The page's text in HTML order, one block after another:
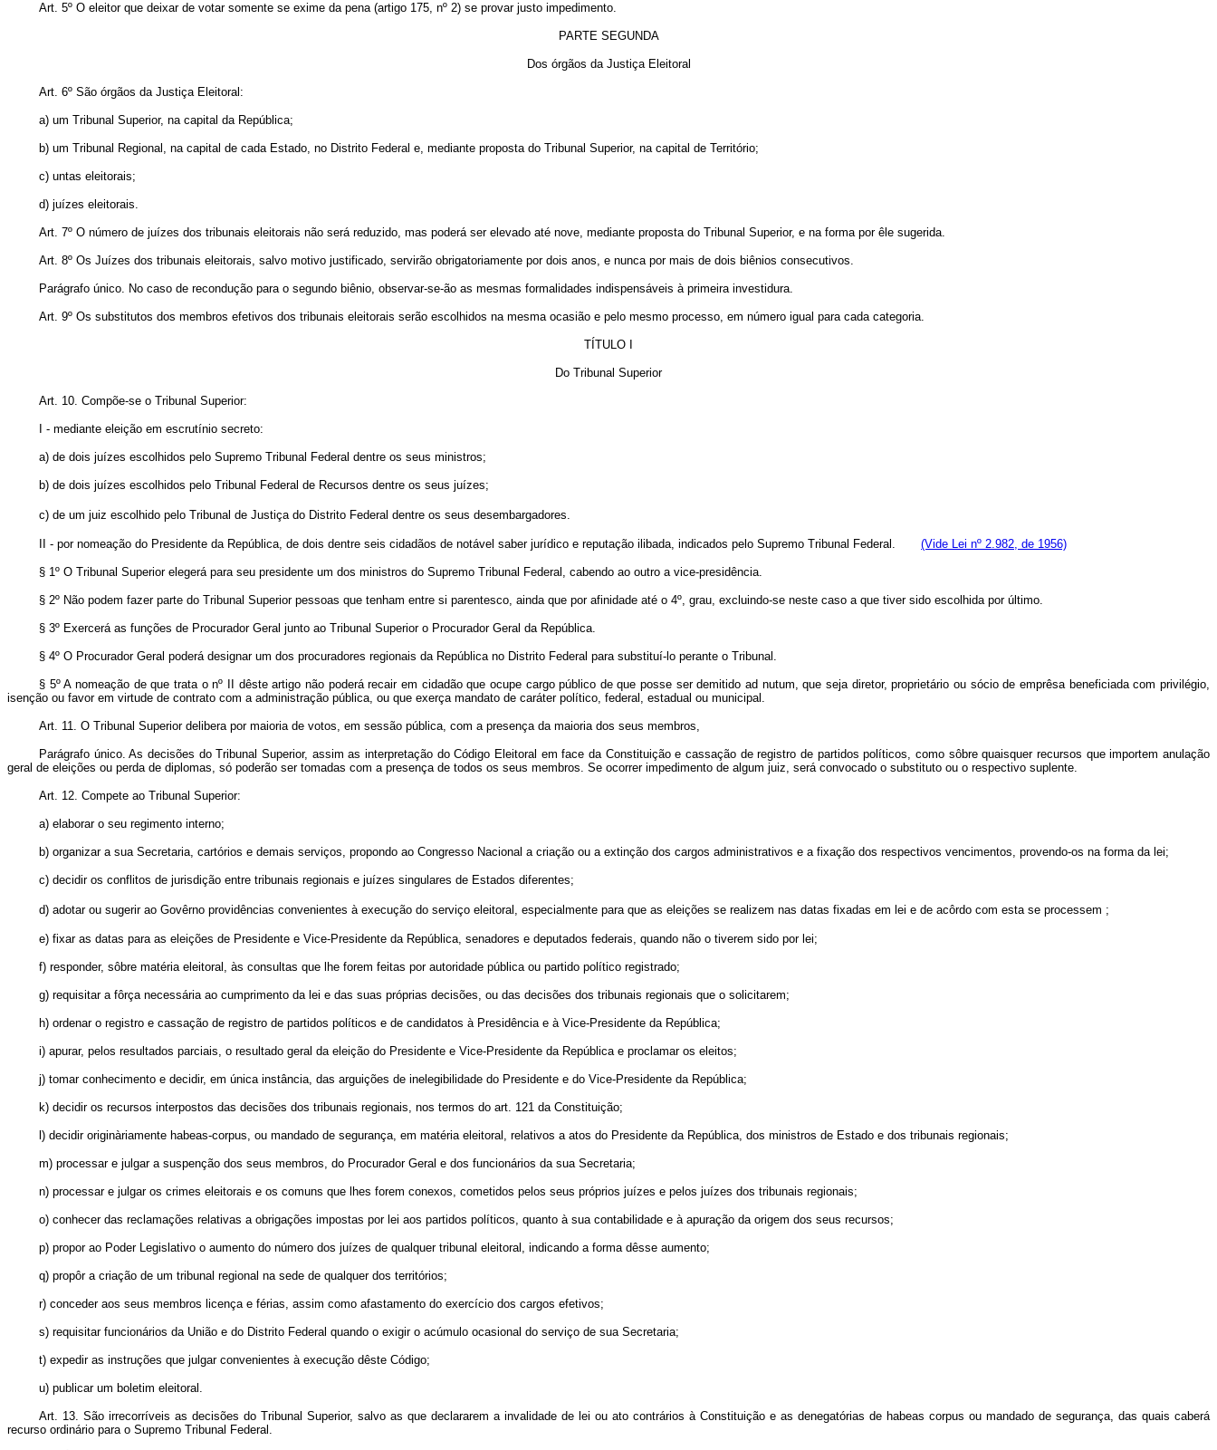
Art. 5º O eleitor que deixar de votar somente se exime da pena (artigo 175, nº 2) se provar justo impedimento.
PARTE SEGUNDA
Dos órgãos da Justiça Eleitoral
Art. 6º São órgãos da Justiça Eleitoral:
a) um Tribunal Superior, na capital da República;
b) um Tribunal Regional, na capital de cada Estado, no Distrito Federal e, mediante proposta do Tribunal Superior, na capital de Território;
c) untas eleitorais;
d) juízes eleitorais.
Art. 7º O número de juízes dos tribunais eleitorais não será reduzido, mas poderá ser elevado até nove, mediante proposta do Tribunal Superior, e na forma por êle sugerida.
Art. 8º Os Juízes dos tribunais eleitorais, salvo motivo justificado, servirão obrigatoriamente por dois anos, e nunca por mais de dois biênios consecutivos.
Parágrafo único. No caso de recondução para o segundo biênio, observar-se-ão as mesmas formalidades indispensáveis à primeira investidura.
Art. 9º Os substitutos dos membros efetivos dos tribunais eleitorais serão escolhidos na mesma ocasião e pelo mesmo processo, em número igual para cada categoria.
TÍTULO I
Do Tribunal Superior
Art. 10. Compõe-se o Tribunal Superior:
I - mediante eleição em escrutínio secreto:
a) de dois juízes escolhidos pelo Supremo Tribunal Federal dentre os seus ministros;
b) de dois juízes escolhidos pelo Tribunal Federal de Recursos dentre os seus juízes;
c) de um juiz escolhido pelo Tribunal de Justiça do Distrito Federal dentre os seus desembargadores.
II - por nomeação do Presidente da República, de dois dentre seis cidadãos de notável saber jurídico e reputação ilibada, indicados pelo Supremo Tribunal Federal. (Vide Lei nº 2.982, de 1956)
§ 1º O Tribunal Superior elegerá para seu presidente um dos ministros do Supremo Tribunal Federal, cabendo ao outro a vice-presidência.
§ 2º Não podem fazer parte do Tribunal Superior pessoas que tenham entre si parentesco, ainda que por afinidade até o 4º, grau, excluindo-se neste caso a que tiver sido escolhida por último.
§ 3º Exercerá as funções de Procurador Geral junto ao Tribunal Superior o Procurador Geral da República.
§ 4º O Procurador Geral poderá designar um dos procuradores regionais da República no Distrito Federal para substituí-lo perante o Tribunal.
§ 5º A nomeação de que trata o nº II dêste artigo não poderá recair em cidadão que ocupe cargo público de que posse ser demitido ad nutum, que seja diretor, proprietário ou sócio de emprêsa beneficiada com privilégio,
isenção ou favor em virtude de contrato com a administração pública, ou que exerça mandato de caráter político, federal, estadual ou municipal.
Art. 11. O Tribunal Superior delibera por maioria de votos, em sessão pública, com a presença da maioria dos seus membros,
Parágrafo único. As decisões do Tribunal Superior, assim as interpretação do Código Eleitoral em face da Constituição e cassação de registro de partidos políticos, como sôbre quaisquer recursos que importem anulação
geral de eleições ou perda de diplomas, só poderão ser tomadas com a presença de todos os seus membros. Se ocorrer impedimento de algum juiz, será convocado o substituto ou o respectivo suplente.
Art. 12. Compete ao Tribunal Superior:
a) elaborar o seu regimento interno;
b) organizar a sua Secretaria, cartórios e demais serviços, propondo ao Congresso Nacional a criação ou a extinção dos cargos administrativos e a fixação dos respectivos vencimentos, provendo-os na forma da lei;
c) decidir os conflitos de jurisdição entre tribunais regionais e juízes singulares de Estados diferentes;
d) adotar ou sugerir ao Govêrno providências convenientes à execução do serviço eleitoral, especialmente para que as eleições se realizem nas datas fixadas em lei e de acôrdo com esta se processem ;
e) fixar as datas para as eleições de Presidente e Vice-Presidente da República, senadores e deputados federais, quando não o tiverem sido por lei;
f) responder, sôbre matéria eleitoral, às consultas que lhe forem feitas por autoridade pública ou partido político registrado;
g) requisitar a fôrça necessária ao cumprimento da lei e das suas próprias decisões, ou das decisões dos tribunais regionais que o solicitarem;
h) ordenar o registro e cassação de registro de partidos políticos e de candidatos à Presidência e à Vice-Presidente da República;
i) apurar, pelos resultados parciais, o resultado geral da eleição do Presidente e Vice-Presidente da República e proclamar os eleitos;
j) tomar conhecimento e decidir, em única instância, das arguições de inelegibilidade do Presidente e do Vice-Presidente da República;
k) decidir os recursos interpostos das decisões dos tribunais regionais, nos termos do art. 121 da Constituição;
l) decidir originàriamente habeas-corpus, ou mandado de segurança, em matéria eleitoral, relativos a atos do Presidente da República, dos ministros de Estado e dos tribunais regionais;
m) processar e julgar a suspenção dos seus membros, do Procurador Geral e dos funcionários da sua Secretaria;
n) processar e julgar os crimes eleitorais e os comuns que lhes forem conexos, cometidos pelos seus próprios juízes e pelos juízes dos tribunais regionais;
o) conhecer das reclamações relativas a obrigações impostas por lei aos partidos políticos, quanto à sua contabilidade e à apuração da origem dos seus recursos;
p) propor ao Poder Legislativo o aumento do número dos juízes de qualquer tribunal eleitoral, indicando a forma dêsse aumento;
q) propôr a criação de um tribunal regional na sede de qualquer dos territórios;
r) conceder aos seus membros licença e férias, assim como afastamento do exercício dos cargos efetivos;
s) requisitar funcionários da União e do Distrito Federal quando o exigir o acúmulo ocasional do serviço de sua Secretaria;
t) expedir as instruções que julgar convenientes à execução dêste Código;
u) publicar um boletim eleitoral.
Art. 13. São irrecorríveis as decisões do Tribunal Superior, salvo as que declararem a invalidade de lei ou ato contrários à Constituição e as denegatórias de habeas corpus ou mandado de segurança, das quais caberá
recurso ordinário para o Supremo Tribunal Federal.